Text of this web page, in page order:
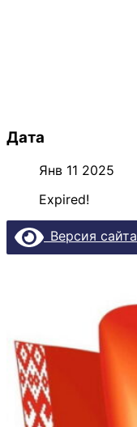
Дата
Янв 11 2025
Expired!
Версия